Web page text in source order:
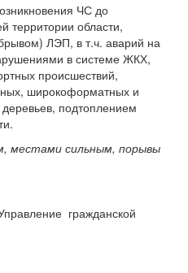
ЧС до
территории области,
ЛЭП, в т.ч. аварий на
в системе ЖКХ,
происшествий,
широкоформатных и
подтоплением
местами сильным, порывы
гражданской